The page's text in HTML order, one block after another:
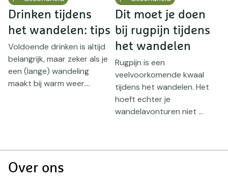
Drinken tijdens
het wandelen: tips
Voldoende drinken is altijd
belangrijk, maar zeker als je
een (lange) wandeling
maakt bij warm weer....
Dit moet je doen
bij rugpijn tijdens
het wandelen
Rugpijn is een
veelvoorkomende kwaal
tijdens het wandelen. Het
hoeft echter je
wandelavonturen niet ...
Doormat
Over ons